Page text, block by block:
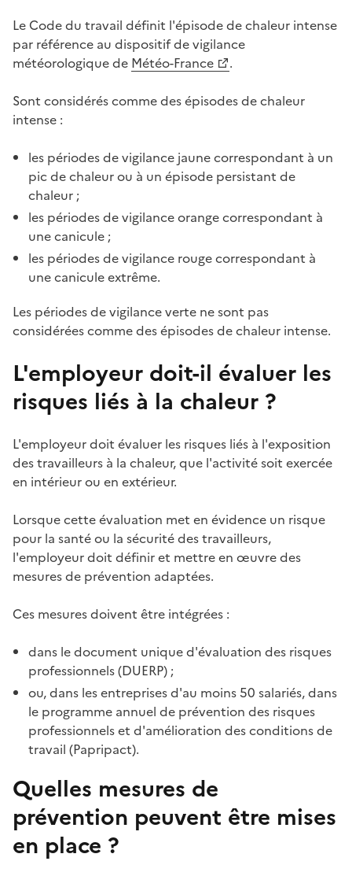
Le Code du travail définit l'épisode de chaleur intense
par référence au dispositif de vigilance
météorologique de Météo-France
.
Sont considérés comme des épisodes de chaleur
intense :
les périodes de vigilance jaune correspondant à un
pic de chaleur ou à un épisode persistant de
chaleur ;
les périodes de vigilance orange correspondant à
une canicule ;
les périodes de vigilance rouge correspondant à
une canicule extrême.
Les périodes de vigilance verte ne sont pas
considérées comme des épisodes de chaleur intense.
L'employeur doit-il évaluer les
risques liés à la chaleur ?
L'employeur doit évaluer les risques liés à l'exposition
des travailleurs à la chaleur, que l'activité soit exercée
en intérieur ou en extérieur.
Lorsque cette évaluation met en évidence un risque
pour la santé ou la sécurité des travailleurs,
l'employeur doit définir et mettre en œuvre des
mesures de prévention adaptées.
Ces mesures doivent être intégrées :
dans le document unique d'évaluation des risques
professionnels(DUERP) ;
ou, dans les entreprises d'au moins 50 salariés, dans
le programme annuel de prévention des risques
professionnelset d'amélioration des conditions de
travail (Papripact).
Quelles mesures de
prévention peuvent être mises
en place ?